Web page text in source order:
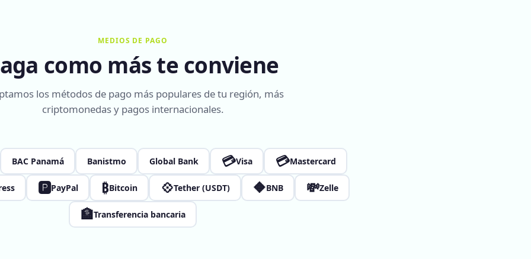
MEDIOS DE PAGO
como más te conviene
los métodos de pago más populares de tu región, más
criptomonedas y pagos internacionales.
BAC Panamá Banistmo Global Bank 💳Visa 💳Mastercard
🅿PayPal ₿Bitcoin 💠Tether (USDT) 🔶BNB 💸Zelle
🏦Transferencia bancaria